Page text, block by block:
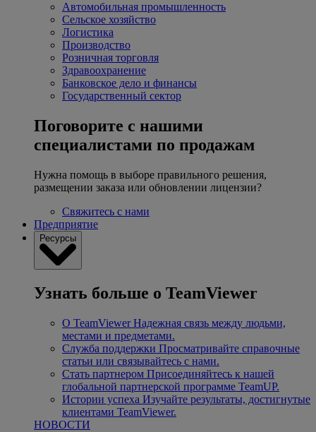
Автомобильная промышленность
Сельское хозяйство
Логистика
Производство
Розничная торговля
Здравоохранение
Банковское дело и финансы
Государственный сектор
Поговорите с нашими
специалистами по продажам
Нужна помощь в выборе правильного решения,
размещении заказа или обновлении лицензии?
Свяжитесь с нами
Предприятие
Ресурсы
Узнать больше о TeamViewer
О TeamViewer Надежная связь между людьми,
местами и предметами.
Служба поддержки Просматривайте справочные
статьи или связывайтесь с нами.
Стать партнером Присоединяйтесь к нашей
глобальной партнерской программе TeamUP.
Истории успеха Изучайте результаты, достигнутые
клиентами TeamViewer.
НОВОСТИ